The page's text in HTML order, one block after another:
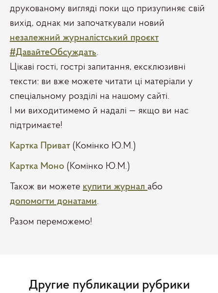
друкованому вигляді поки що призупиняє свій
вихід, однак ми започаткували новий
незалежний журналістський проєкт
#ДавайтеОбсуждать.
Цікаві гості, гострі запитання, ексклюзивні
тексти: ви вже можете читати ці матеріали у
спеціальному розділі на нашому сайті.
І ми виходитимемо й надалі — якщо ви нас
підтримаєте!
Картка Приват (Комінко Ю.М.)
Картка Моно (Комінко Ю.М.)
Також ви можете купити журнал або
допомогти донатами.
Разом переможемо!
Другие публикации рубрики